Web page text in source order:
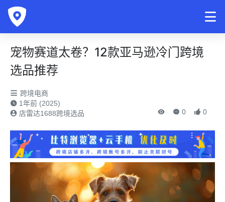
宠物赛道太卷？12款亚马逊冷门跨境
选品推荐
跨境电商
1年前 (2025)
店雷达1688跨境选品
0 0